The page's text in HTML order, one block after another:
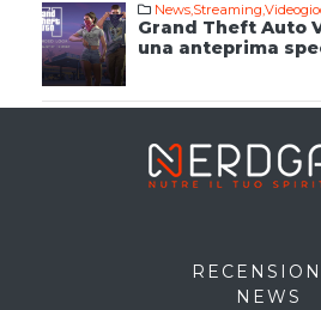
News,Streaming,
Grand Theft Auto
una anteprima
NEWS